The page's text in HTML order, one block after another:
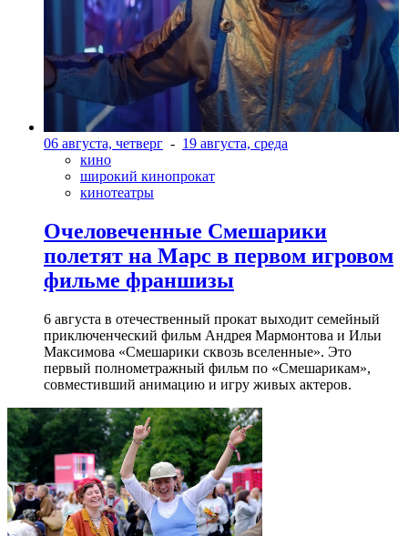
06 августа, четверг - 19 августа, среда
кино
широкий кинопрокат
кинотеатры
Очеловеченные Смешарики
полетят на Марс в первом игровом
фильме франшизы
6 августа в отечественный прокат выходит семейный
приключенческий фильм Андрея Мармонтова и Ильи
Максимова «Смешарики сквозь вселенные». Это
первый полнометражный фильм по «Смешарикам»,
совместивший анимацию и игру живых актеров.